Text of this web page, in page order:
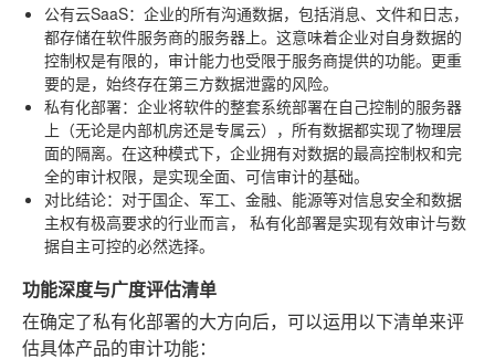
公有云SaaS：企业的所有沟通数据，包括消息、文件和日志，
都存储在软件服务商的服务器上。这意味着企业对自身数据的
控制权是有限的，审计能力也受限于服务商提供的功能。更重
要的是，始终存在第三方数据泄露的风险。
私有化部署：企业将软件的整套系统部署在自己控制的服务器
上（无论是内部机房还是专属云），所有数据都实现了物理层
面的隔离。在这种模式下，企业拥有对数据的最高控制权和完
全的审计权限，是实现全面、可信审计的基础。
对比结论：对于国企、军工、金融、能源等对信息安全和数据
主权有极高要求的行业而言， 私有化部署是实现有效审计与数
据自主可控的必然选择。
功能深度与广度评估清单
在确定了私有化部署的大方向后，可以运用以下清单来评
估具体产品的审计功能：